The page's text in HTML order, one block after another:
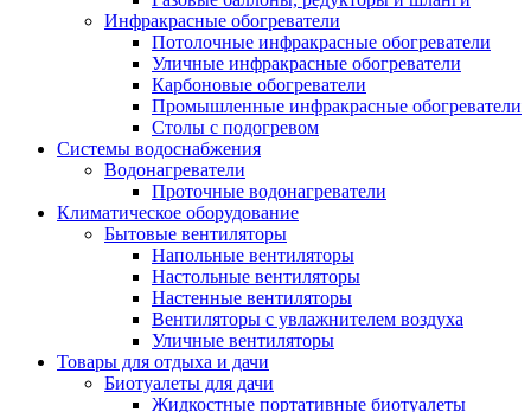
Инфракрасные обогреватели
Потолочные инфракрасные обогреватели
Уличные инфракрасные обогреватели
Карбоновые обогреватели
Промышленные инфракрасные обогреватели
Столы с подогревом
Системы водоснабжения
Водонагреватели
Проточные водонагреватели
Климатическое оборудование
Бытовые вентиляторы
Напольные вентиляторы
Настольные вентиляторы
Настенные вентиляторы
Вентиляторы с увлажнителем воздуха
Уличные вентиляторы
Товары для отдыха и дачи
Биотуалеты для дачи
Жидкостные портативные биотуалеты